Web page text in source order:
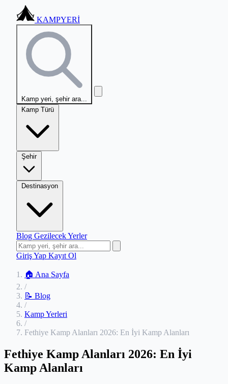
KAMPYERİ
Kamp yeri, şehir ara...
Kamp Türü
Şehir
Destinasyon
Blog Gezilecek Yerler
Giriş Yap Kayıt Ol
🏠 Ana Sayfa
/
📝 Blog
/
Kamp Yerleri
/
Fethiye Kamp Alanları 2026: En İyi Kamp Alanları
Fethiye Kamp Alanları 2026: En İyi
Kamp Alanları